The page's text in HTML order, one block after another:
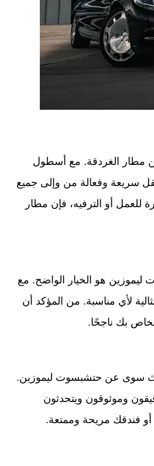
مطار الغردقة. مع أسطول
سريعة وفعالة من وإلى جميع
أو الترفيه، فإن مطار
هو الخيار الواضح. مع
لأي مناسبة. من المؤكد أن
بك ناجحًا.
سوى عن حتشبسوت ليموزين.
وموثوقون ويتحدثون
أو فندقك مريحة وممتعة.